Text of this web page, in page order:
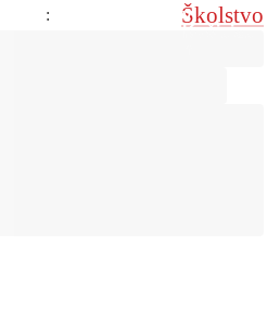
: Školstvo